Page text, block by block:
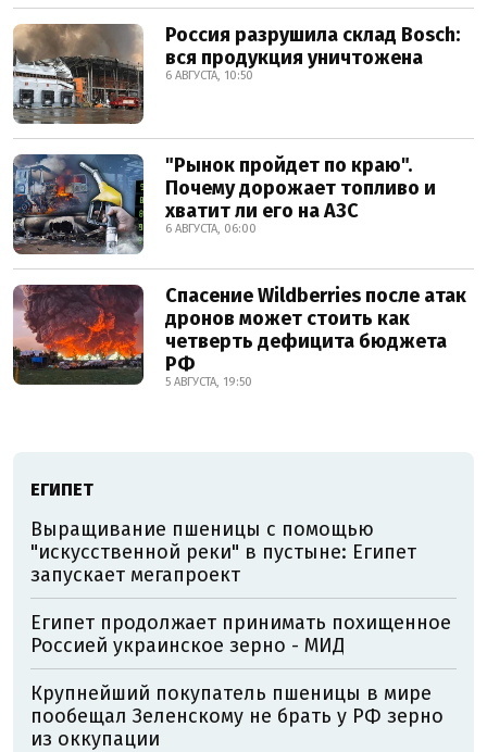
Россия разрушила склад Bosch:
вся продукция уничтожена
6 АВГУСТА, 10:50
"Рынок пройдет по краю".
Почему дорожает топливо и
хватит ли его на АЗС
6 АВГУСТА, 06:00
Спасение Wildberries после атак
дронов может стоить как
четверть дефицита бюджета
РФ
5 АВГУСТА, 19:50
ЕГИПЕТ
Выращивание пшеницы с помощью
"искусственной реки" в пустыне: Египет
запускает мегапроект
Египет продолжает принимать похищенное
Россией украинское зерно - МИД
Крупнейший покупатель пшеницы в мире
пообещал Зеленскому не брать у РФ зерно
из оккупации